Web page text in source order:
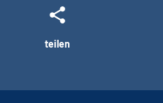
teilen